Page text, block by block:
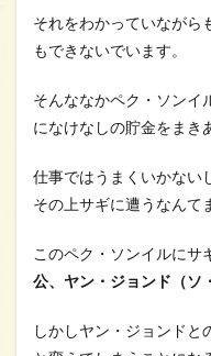
それをわかっていながら
もできないでいます。
そんななかペク・ソンイ
になけなしの貯金をまき
仕事ではうまくいかない
その上サギに遭うなんて
このペク・ソンイルにサ
公、ヤン・ジョンド（ソ
しかしヤン・ジョンドと